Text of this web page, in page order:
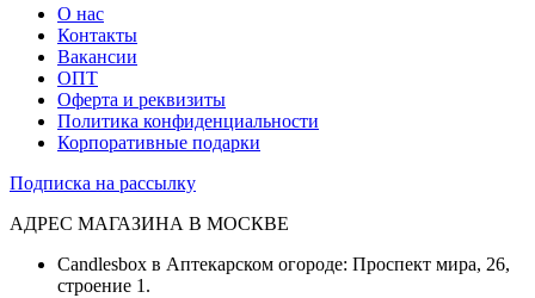
О нас
Контакты
Вакансии
ОПТ
Оферта и реквизиты
Политика конфиденциальности
Корпоративные подарки
Подписка на рассылку
АДРЕС МАГАЗИНА В МОСКВЕ
Candlesbox в Аптекарском огороде: Проспект мира, 26,
строение 1.